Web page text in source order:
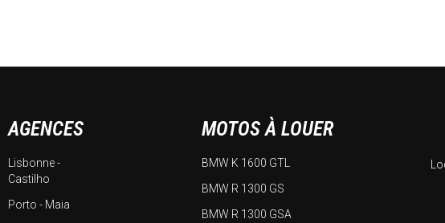
AGENCES
Lisbonne -
Castilho
Porto - Maia
MOTOS À LOUER
BMW K 1600 GTL
BMW R 1300 GS
BMW R 1300 GSA